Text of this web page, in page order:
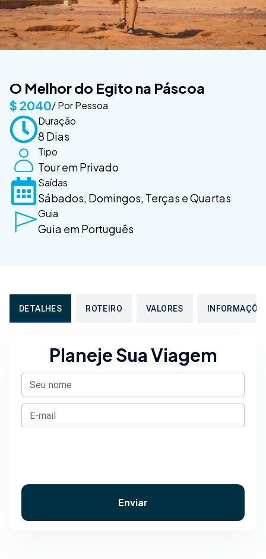
O Melhor do Egito na Páscoa
$ 2040/ Por Pessoa
Duração
8 Dias
Tipo
Tour em Privado
Saídas
Sábados, Domingos, Terças e Quartas
Guia
Guia em Português
DETALHES ROTEIRO VALORES
Planeje Sua Viagem
Seu nome
E-mail
Enviar